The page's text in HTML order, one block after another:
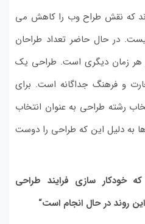
که نقش طراح وب را کاهش می
در حال حاضر تعداد طراحان
هر زمان دیگری است. طراحی یک
و فرهنگ جداگانه است. برای
رشته طراحی به عنوان انتخاب
به دلیل این که طراحی را دوست
خودکار سازی فرایند طراحی
روند در حال انجام است“